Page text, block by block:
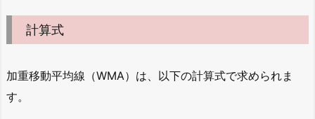
計算式
加重移動平均線（WMA）は、以下の計算式で求められま
す。